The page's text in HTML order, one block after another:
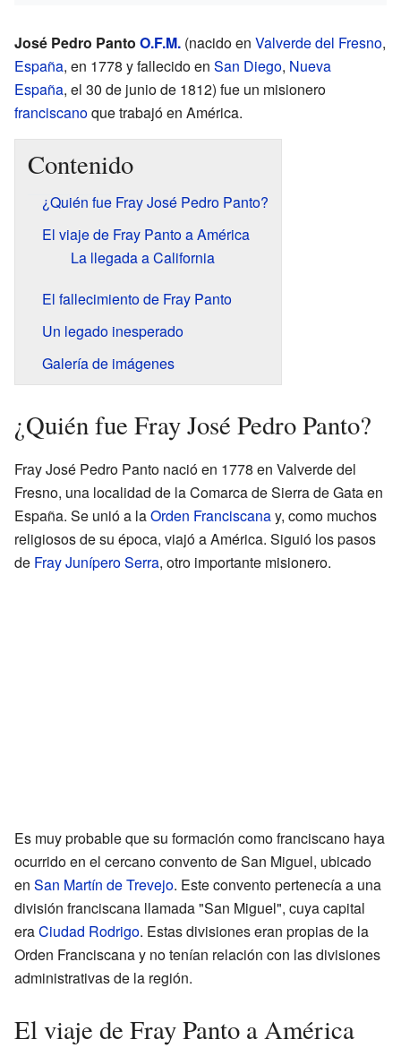
José Pedro Panto O.F.M. (nacido en Valverde del Fresno,
España, en 1778 y fallecido en San Diego, Nueva
España, el 30 de junio de 1812) fue un misionero
franciscanoque trabajó en América.
Contenido
¿Quién fue Fray José Pedro Panto?
El viaje de Fray Panto a América
La llegada a California
El fallecimiento de Fray Panto
Un legado inesperado
Galería de imágenes
¿Quién fue Fray José Pedro Panto?
Fray José Pedro Panto nació en 1778 en Valverde del
Fresno, una localidad de la Comarca de Sierra de Gata en
España. Se unió a laOrden Franciscanay, como muchos
religiosos de su época, viajó a América. Siguió los pasos
de Fray Junípero Serra, otro importante misionero.
Es muy probable que su formación como franciscano haya
ocurrido en el cercano convento de San Miguel, ubicado
en San Martín de Trevejo. Este convento pertenecía a una
división franciscana llamada "San Miguel", cuya capital
eraCiudad Rodrigo. Estas divisiones eran propias de la
Orden Franciscana y no tenían relación con las divisiones
administrativas de la región.
El viaje de Fray Panto a América